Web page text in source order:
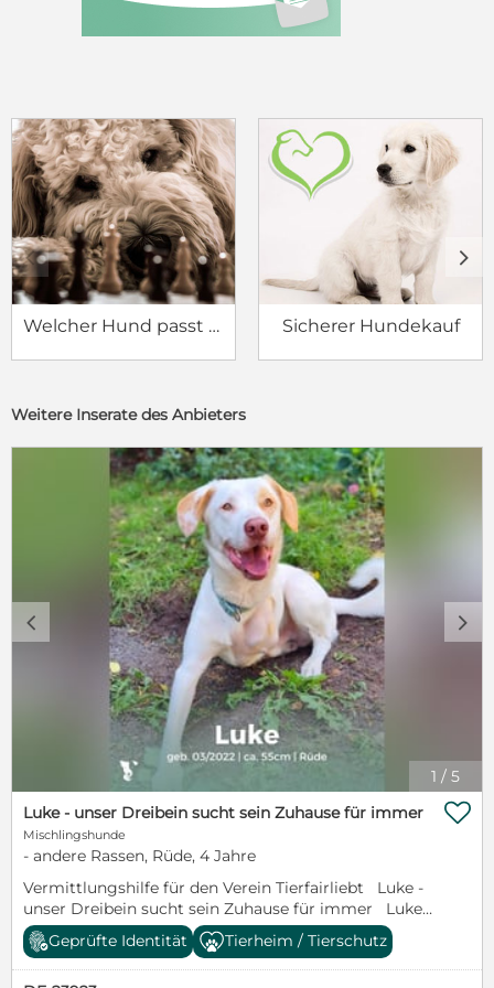
Welcher Hund passt zu mir? Sicherer Hundekauf
c d
Weitere Inserate des Anbieters
1 / 5
c d
Luke - unser Dreibein sucht sein Zuhause für immer
Mischlingshunde
- andere Rassen, Rüde, 4 Jahre
Vermittlungshilfe für den Verein Tierfairliebt Luke -
unser Dreibein sucht sein Zuhause für immer Luke
hat in seinem jungen Leben bereits einige
Herausforderungen gemeistert. Schon von Geburt
an lebte er mit einer deformierten Vorderpfote, die

Geprüfte Identität Tierheim / Tierschutz